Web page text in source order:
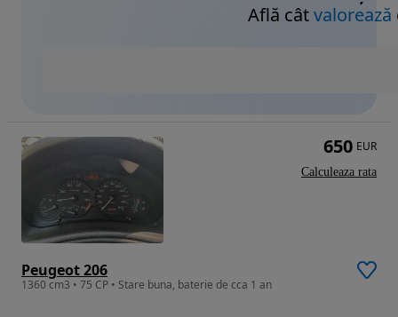
Află câtvalorează
Peugeot 206
1360 cm3 • 75 CP • Stare buna, baterie de cca 1 an
650 EUR
Calculeaza rata